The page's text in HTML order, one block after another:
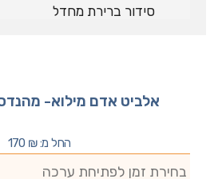
סידור ברירת מחדל
אלביט אדם מילוא-
החל מ: 170 ₪